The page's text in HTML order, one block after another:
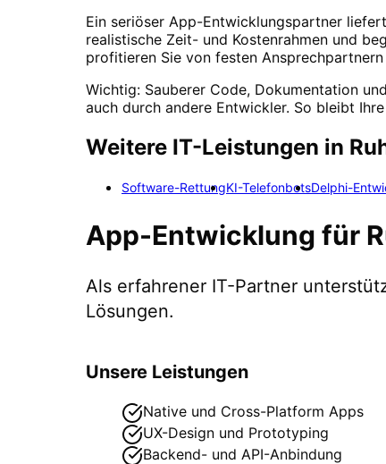
Ein seriöser App-Entwicklungspartner
realistische Zeit- und Kostenrahmen und
profitieren Sie von festen
Wichtig: Sauberer Code, Dokumentation
auch durch andere Entwickler. So bleibt
Weitere IT-Leistungen in
Software-RettungKI-TelefonbotsDelphi-
App-Entwicklung für
Als erfahrener IT-Partner
Lösungen.
Unsere Leistungen
Native und Cross-Platform Apps
UX-Design und Prototyping
Backend- und API-Anbindung